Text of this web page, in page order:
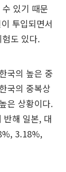
있기 때문
투입되면서
도 있다.
국의 높은 중
국의 중복상
은 상황이다.
해 일본, 대
3.18%,